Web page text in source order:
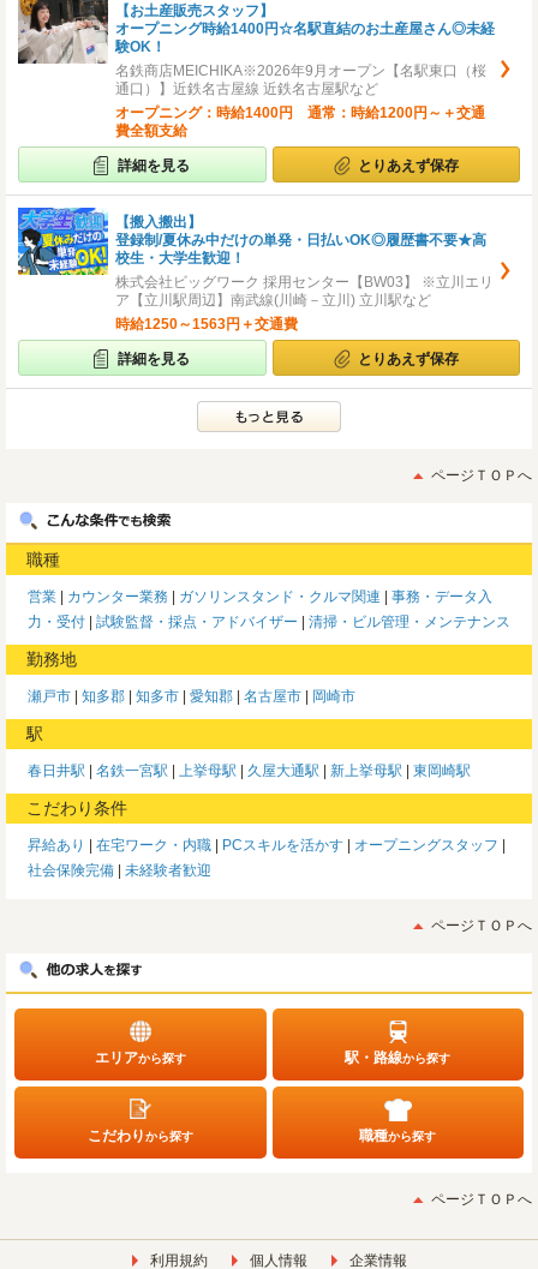
【お土産販売スタッフ】
オープニング時給1400円☆名駅直結のお土産屋さん◎未経
験OK！
名鉄商店MEICHIKA※2026年9月オープン【名駅東口（桜
通口）】近鉄名古屋線 近鉄名古屋駅など
オープニング：時給1400円 通常：時給1200円～＋交通
費全額支給
詳細を見る とりあえず保存
【搬入搬出】
登録制/夏休み中だけの単発・日払いOK◎履歴書不要★高
校生・大学生歓迎！
株式会社ビッグワーク 採用センター【BW03】 ※立川エリ
ア【立川駅周辺】南武線(川崎－立川) 立川駅など
時給1250～1563円＋交通費
詳細を見る とりあえず保存
ページＴＯＰへ
職種
営業 カウンター業務 ガソリンスタンド・クルマ関連
事務・データ入
力・受付
試験監督・採点・アドバイザー 清掃・ビル管理・メンテナンス
勤務地
瀬戸市 知多郡 知多市 愛知郡 名古屋市 岡崎市
駅
春日井駅 名鉄一宮駅 上挙母駅 久屋大通駅 新上挙母駅 東岡崎駅
こだわり条件
昇給あり 在宅ワーク・内職 PCスキルを活かす
オープニングスタッフ
社会保険完備
未経験者歓迎
ページＴＯＰへ
エリアから探す 駅・路線から探す
こだわりから探す 職種から探す
ページＴＯＰへ
利用規約 個人情報 企業情報